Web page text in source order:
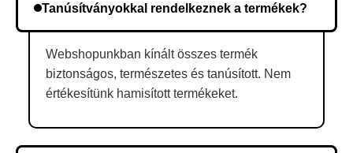
Tanúsítványokkal rendelkeznek a termékek?
Webshopunkban kínált összes termék
biztonságos, természetes és tanúsított. Nem
értékesítünk hamisított termékeket.